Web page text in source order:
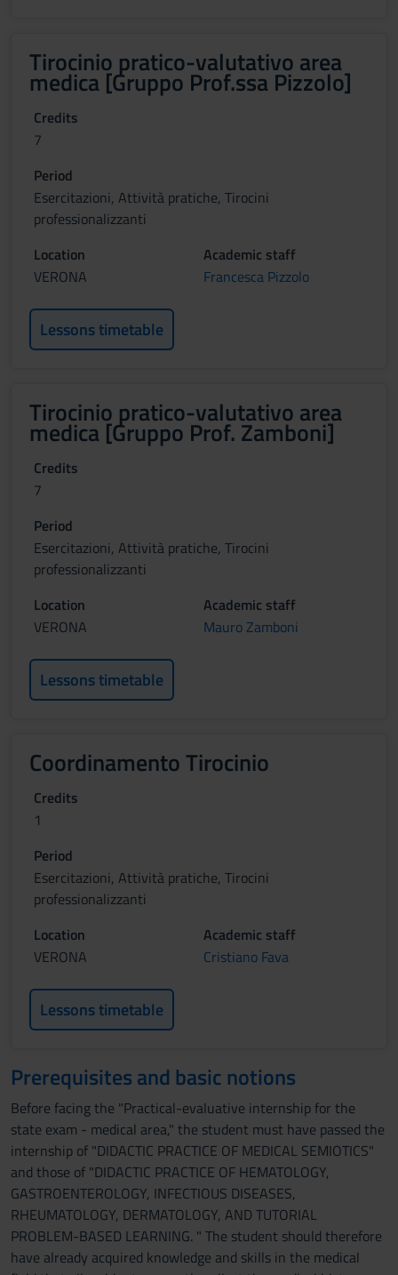
Tirocinio pratico-valutativo area
medica [Gruppo Prof.ssa Pizzolo]
Credits
7
Period
Esercitazioni, Attività pratiche, Tirocini
professionalizzanti
Location
VERONA
Academic staff
Francesca Pizzolo
Lessons timetable
Tirocinio pratico-valutativo area
medica [Gruppo Prof. Zamboni]
Credits
7
Period
Esercitazioni, Attività pratiche, Tirocini
professionalizzanti
Location
VERONA
Academic staff
Mauro Zamboni
Lessons timetable
Coordinamento Tirocinio
Credits
1
Period
Esercitazioni, Attività pratiche, Tirocini
professionalizzanti
Location
VERONA
Academic staff
Cristiano Fava
Lessons timetable
Prerequisites and basic notions
Before facing the "Practical-evaluative internship for the
state exam - medical area," the student must have passed the
internship of "DIDACTIC PRACTICE OF MEDICAL SEMIOTICS"
and those of "DIDACTIC PRACTICE OF HEMATOLOGY,
GASTROENTEROLOGY, INFECTIOUS DISEASES,
RHEUMATOLOGY, DERMATOLOGY, AND TUTORIAL
PROBLEM-BASED LEARNING. " The student should therefore
have already acquired knowledge and skills in the medical